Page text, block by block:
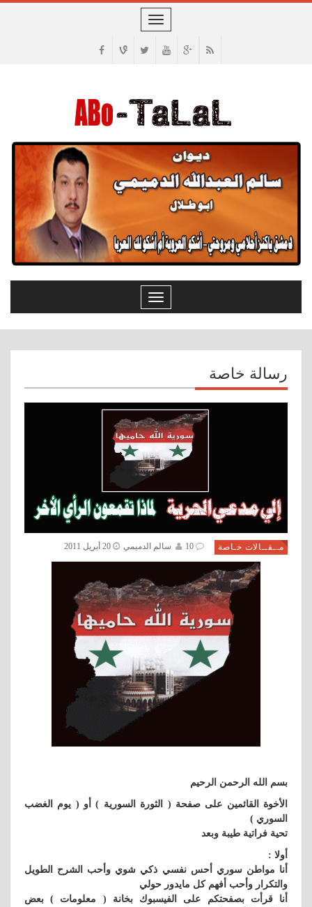
Toggle
Toggle
navigation
رسالة خاصة
مــقــالات خـاصة 10 سالم الدميمي 20 أبريل 2011
بسم الله الرحمن الرحيم
الأخوة القائمين على صفحة ( الثورة السورية ) أو ( يوم الغضب
السوري )
تحية فراتية طيبة وبعد
أولا :
أنا مواطن سوري أحس نفسي ذكي شوي وأحب الشرح الطويل
والتكرار وأحب أفهم كل مايدور حولي
أنا قرأت بصفحتكم على الفيسبوك بخانة ( معلومات ) بعض